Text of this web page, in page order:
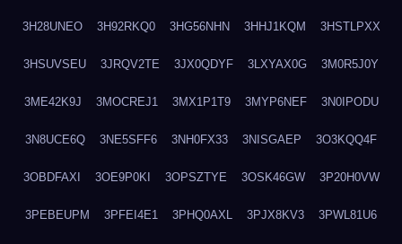
3H28UNEO 3H92RKQ0 3HG56NHN 3HHJ1KQM 3HSTLPXX
3HSUVSEU 3JRQV2TE 3JX0QDYF 3LXYAX0G 3M0R5J0Y
3ME42K9J 3MOCREJ1 3MX1P1T9 3MYP6NEF 3N0IPODU
3N8UCE6Q 3NE5SFF6 3NH0FX33 3NISGAEP 3O3KQQ4F
3OBDFAXI 3OE9P0KI 3OPSZTYE 3OSK46GW 3P20H0VW
3PEBEUPM 3PFEI4E1 3PHQ0AXL 3PJX8KV3 3PWL81U6